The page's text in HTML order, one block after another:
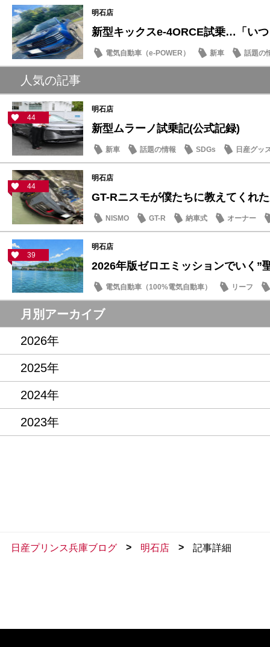
明石店
新型キックスe-4ORCE試乗…「い
電気自動車（e-POWER） 新車 話題の
人気の記事
44
明石店
新型ムラーノ試乗記(公式記録)
新車 話題の情報 SDGs 日産グッ
44
明石店
GT-Rニスモが僕たちに教えてくれ
NISMO GT-R 納車式 オーナー
39
明石店
2026年版ゼロエミッションでいく”
電気自動車（100%電気自動車）
リーフ
話題の情報
月別アーカイブ
2026年
2025年
2024年
2023年
日産プリンス兵庫ブログ > 明石店 > 記事詳細